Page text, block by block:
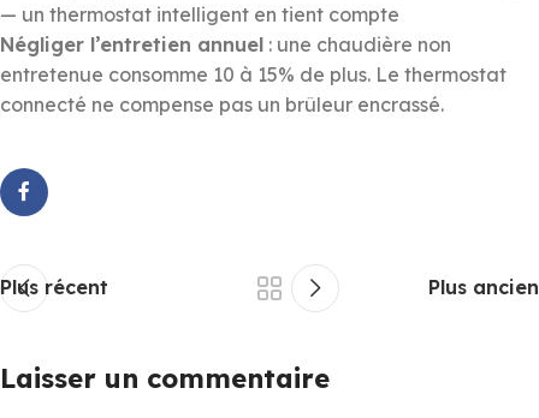
— un thermostat intelligent en tient compte
Négliger l’entretien annuel : une chaudière non
entretenue consomme 10 à 15% de plus. Le thermostat
connecté ne compense pas un brûleur encrassé.
Plus récent Plus ancien
Laisser un commentaire